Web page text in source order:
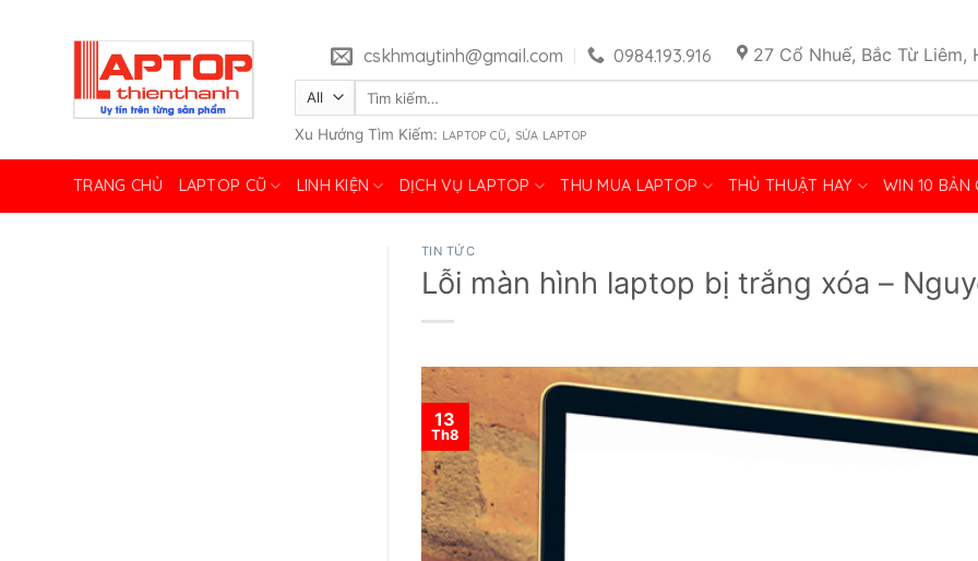
cskhmaytinh@gmail.com 0984.193.916 27 Cổ Nhuế, Bắc Từ Liêm,
Tìm
Xu Hướng Tìm Kiếm: LAPTOP CŨ, SỬA LAPTOP
TRANG CHỦ LAPTOP CŨ LINH KIỆN DỊCH VỤ LAPTOP THU MUA LAPTOP THỦ THUẬT HAY WIN 10 BẢN
TIN TỨC
Lỗi màn hình laptop bị trắng xóa –
13
Th8